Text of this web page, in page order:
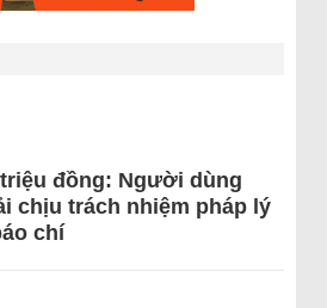
đồng: Người dùng
chịu trách nhiệm pháp lý
chí